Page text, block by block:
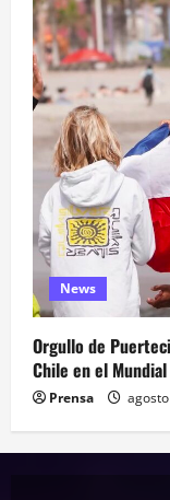
News
Orgullo de
Chile en el
Prensa